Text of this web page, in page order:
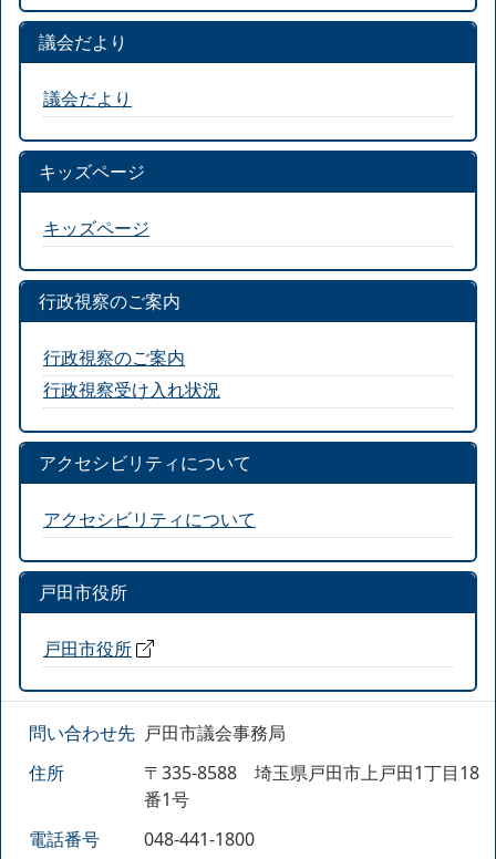
議会だより
議会だより
キッズページ
キッズページ
行政視察のご案内
行政視察のご案内
行政視察受け入れ状況
アクセシビリティについて
アクセシビリティについて
戸田市役所
戸田市役所
問い合わせ先 戸田市議会事務局
住所
〒335-8588 埼玉県戸田市上戸田1丁目18
番1号
電話番号
048-441-1800